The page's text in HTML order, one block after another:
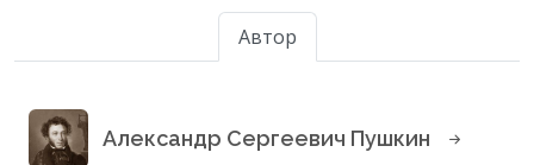
Автор
Александр Сергеевич Пушкин